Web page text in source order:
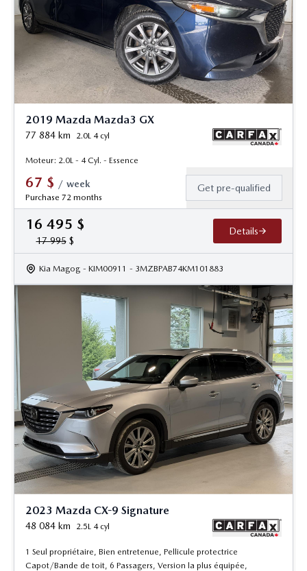
2019 Mazda Mazda3 GX
77 884 km 2.0L 4 cyl
Moteur: 2.0L - 4 Cyl. - Essence
67 $ / week
Purchase 72 months
Get pre-qualified
16 495 $
17 995$
Details
Kia Magog - KIM00911 - 3MZBPAB74KM101883
2023 Mazda CX-9 Signature
48 084 km 2.5L 4 cyl
1 Seul propriétaire, Bien entretenue, Pellicule protectrice
Capot/Bande de toit, 6 Passagers, Version la plus équipée,